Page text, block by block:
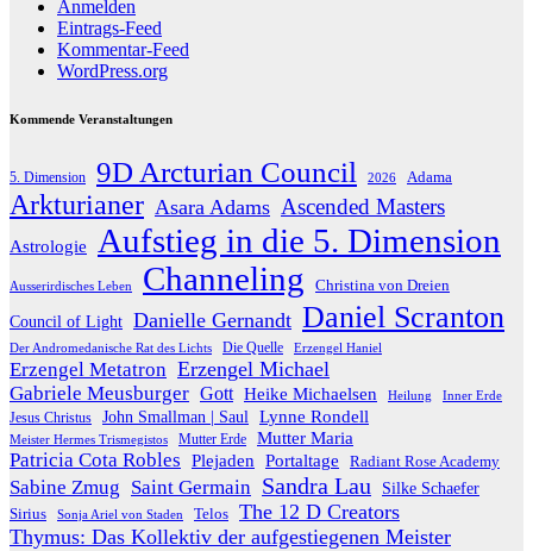
Anmelden
Eintrags-Feed
Kommentar-Feed
WordPress.org
Kommende Veranstaltungen
5. Dimension 9D Arcturian Council 2026 Adama
Arkturianer Asara Adams Ascended Masters
Astrologie Aufstieg in die 5. Dimension
Ausserirdisches Leben Channeling Christina von Dreien
Council of Light Danielle Gernandt Daniel Scranton
Der Andromedanische Rat des Lichts Die Quelle Erzengel Haniel
Erzengel Metatron Erzengel Michael
Gabriele Meusburger Gott Heike Michaelsen Heilung Inner Erde
Jesus Christus John Smallman | Saul Lynne Rondell
Meister Hermes Trismegistos Mutter Erde Mutter Maria
Patricia Cota Robles Plejaden Portaltage Radiant Rose Academy
Sabine Zmug Saint Germain Sandra Lau Silke Schaefer
Sirius Sonja Ariel von Staden Telos The 12 D Creators
Thymus: Das Kollektiv der aufgestiegenen Meister